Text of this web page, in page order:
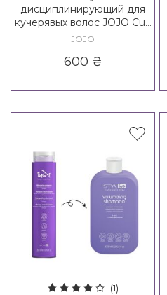
дисциплинирующий для
кучерявых волос JOJO Curl
Vital Shampoo
JOJO
600 ₴
(1)